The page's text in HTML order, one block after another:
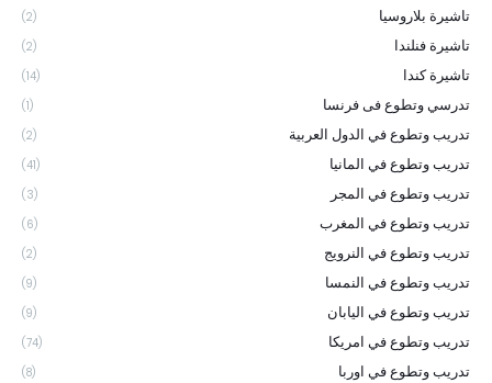
تاشيرة بلاروسيا (2)
تاشيرة فنلندا (2)
تاشيرة كندا (14)
تدرسي وتطوع فى فرنسا (1)
تدريب وتطوع في الدول العربية (2)
تدريب وتطوع في المانيا (41)
تدريب وتطوع في المجر (3)
تدريب وتطوع في المغرب (6)
تدريب وتطوع في النرويج (2)
تدريب وتطوع في النمسا (9)
تدريب وتطوع في اليابان (9)
تدريب وتطوع في امريكا (74)
تدريب وتطوع في اوربا (8)